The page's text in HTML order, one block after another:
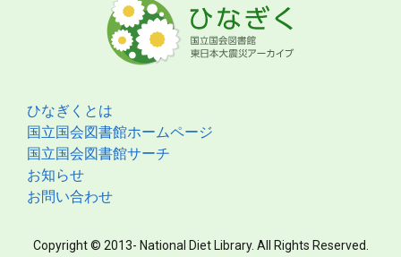
ひなぎくとは
国立国会図書館ホームページ
国立国会図書館サーチ
お知らせ
お問い合わせ
Copyright © 2013- National Diet Library. All Rights Reserved.